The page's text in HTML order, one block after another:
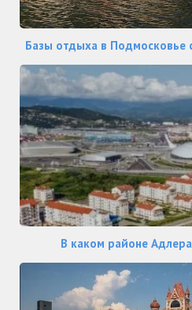
Базы отдыха в
В каком районе